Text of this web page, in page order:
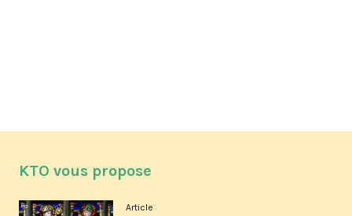
KTO vous propose
Article